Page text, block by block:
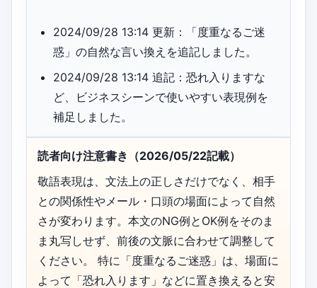
2024/09/28 13:14 更新：「度重なるご迷
惑」の自然な言い換えを追記しました。
2024/09/28 13:14 追記：恐れ入りますな
ど、ビジネスシーンで使いやすい表現例を
補足しました。
読者向け注意書き（2026/05/22記載）
敬語表現は、文法上の正しさだけでなく、相手
との関係性やメール・口頭の場面によって自然
さが変わります。本文のNG例とOK例をそのま
ま丸写しせず、前後の文脈に合わせて調整して
ください。 特に「度重なるご迷惑」は、場面に
よって「恐れ入ります」などに置き換えると安